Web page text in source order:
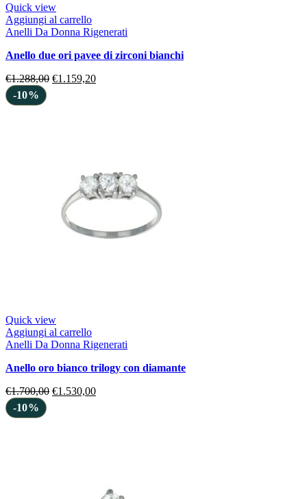
Quick view
Aggiungi al carrello
Anelli Da Donna Rigenerati
anello due ori pavee di zirconi bianchi
€1.288,00 €1.159,20
-10%
Quick view
Aggiungi al carrello
Anelli Da Donna Rigenerati
anello oro bianco trilogy con diamante
€1.700,00 €1.530,00
-10%